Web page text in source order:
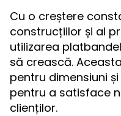
Cu o creștere
construcțiilor și al
utilizarea
să crească.
pentru dimensiuni
pentru a satisface
clienților.